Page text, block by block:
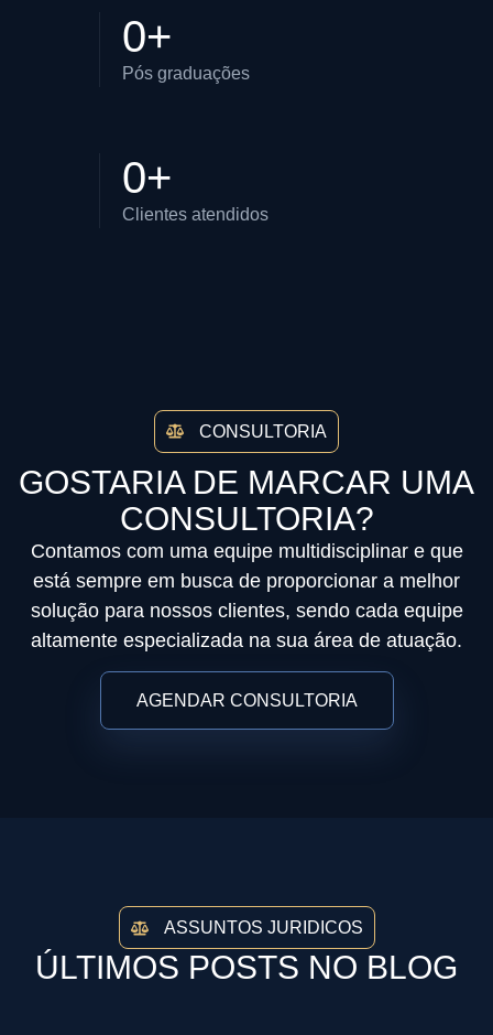
Pós graduações
0+
Clientes atendidos
0+
CONSULTORIA
GOSTARIA DE MARCAR UMA
CONSULTORIA?
Contamos com uma equipe multidisciplinar e que
está sempre em busca de proporcionar a melhor
solução para nossos clientes, sendo cada equipe
altamente especializada na sua área de atuação.
AGENDAR CONSULTORIA
ASSUNTOS JURIDICOS
ÚLTIMOS POSTS NO BLOG